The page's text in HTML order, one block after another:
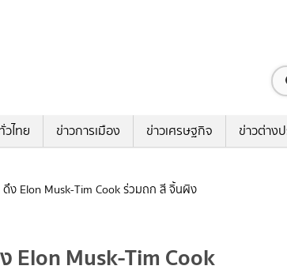
วไทย ข่าวการเมือง ข่าวเศรษฐกิจ ข่าวต่าง
Elon Musk-Tim Cook ร่วมถก สี จิ้นผิง
Musk-Tim Cook